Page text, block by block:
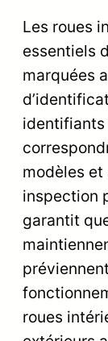
Les roues
essentiels
marquées
identifiants
modèles et
inspection
garantit
roues